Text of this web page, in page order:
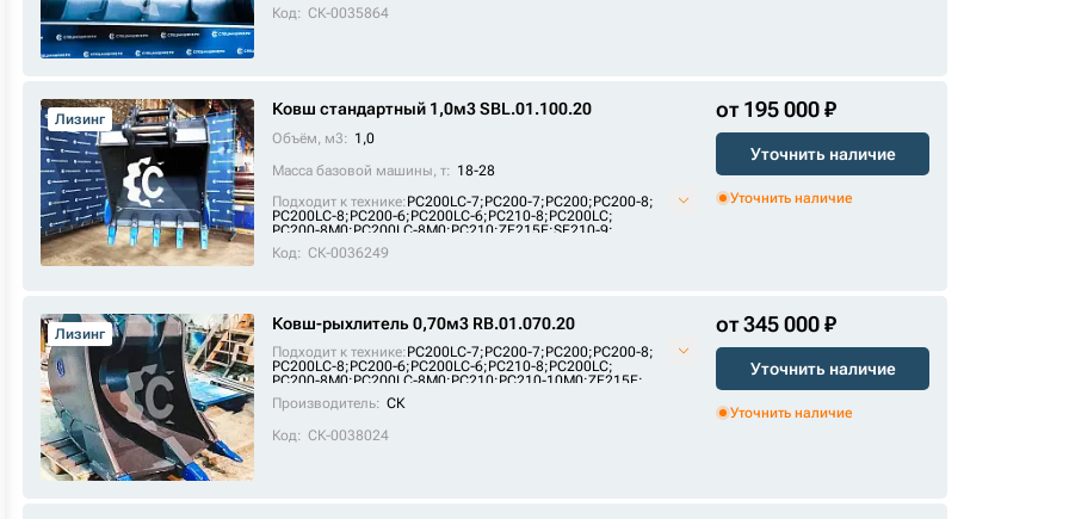
Код: СК-0035864
Лизинг
Ковш стандартный 1,0м3 SBL.01.100.20
Объём, м3: 1,0
Масса базовой машины, т: 18-28
Подходит к технике:PC200LC-7;PC200-7;PC200;PC200-8;
PC200LC-8;PC200-6;PC200LC-6;PC210-8;PC200LC;
PC200-8M0;PC200LC-8M0;PC210;ZE215E;SE210-9;
PC210LC ;FR225E2
Код: СК-0036249
от 195 000 ₽
Уточнить наличие
Уточнить наличие
Лизинг
Ковш-рыхлитель 0,70м3 RB.01.070.20
Подходит к технике:PC200LC-7;PC200-7;PC200;PC200-8;
PC200LC-8;PC200-6;PC200LC-6;PC210-8;PC200LC;
PC200-8M0;PC200LC-8M0;PC210;PC210-10M0;ZE215E;
SE210-9
PC210LC;FR225E2
Производитель: СК
Код: СК-0038024
от 345 000 ₽
Уточнить наличие
Уточнить наличие